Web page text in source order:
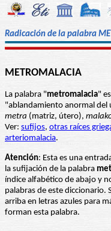
Radicación de la palabra
METROMALACIA
La palabra "metromalacia"
"ablandamiento anormal del
metra (matriz, útero),
Ver: sufijos, otras raíces
arteriomalacia.
Atención: Esta es una
la sufijación de la palabra
índice alfabético de abajo y
palabras de este diccionario.
arriba en letras azules para
forman esta palabra.